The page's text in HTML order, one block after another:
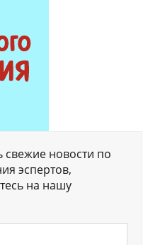
свежие новости по
эспертов,
на нашу